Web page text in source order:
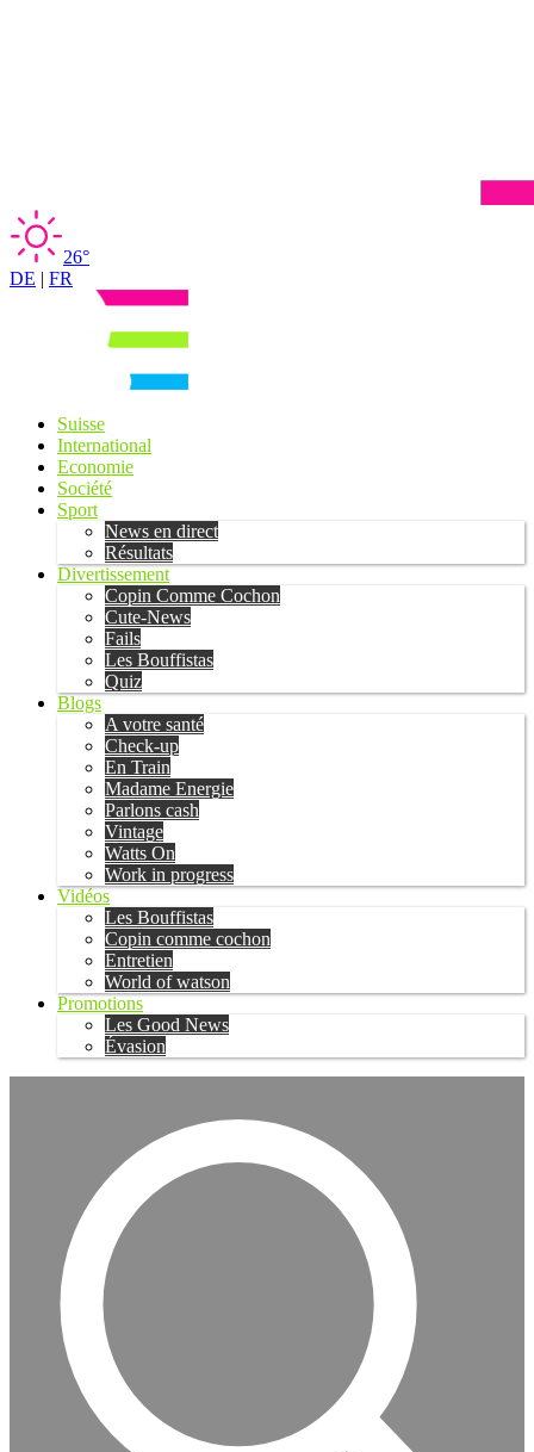
26°
DE | FR
Suisse
International
Economie
Société
Sport
News en direct
Résultats
Divertissement
Copin Comme Cochon
Cute-News
Fails
Les Bouffistas
Quiz
Blogs
A votre santé
Check-up
En Train
Madame Energie
Parlons cash
Vintage
Watts On
Work in progress
Vidéos
Les Bouffistas
Copin comme cochon
Entretien
World of watson
Promotions
Les Good News
Évasion